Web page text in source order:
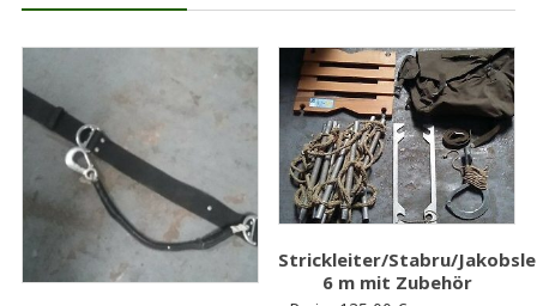
Strickleiter/Stabru/
6 m mit Zubehör